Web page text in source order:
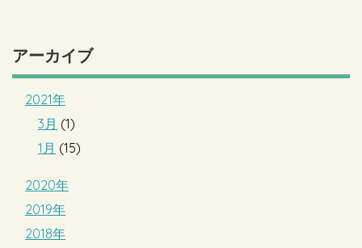
アーカイブ
2021年
3月 (1)
1月 (15)
2020年
2019年
2018年